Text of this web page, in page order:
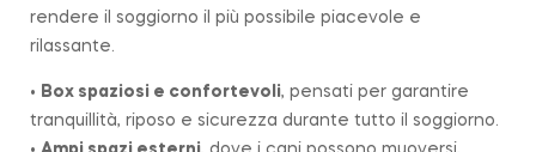
rendere il soggiorno il più possibile piacevole e
rilassante.
• Box spaziosi e confortevoli, pensati per garantire
tranquillità, riposo e sicurezza durante tutto il soggiorno.